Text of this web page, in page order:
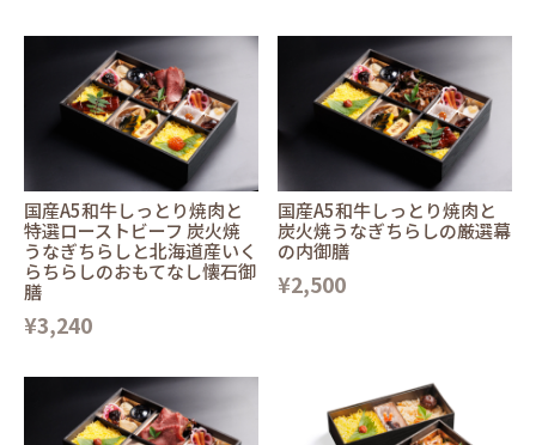
国産A5和牛しっとり焼肉と
特選ローストビーフ 炭火焼
うなぎちらしと北海道産いく
らちらしのおもてなし懐石御
膳
¥3,240
国産A5和牛しっとり焼肉と
炭火焼うなぎちらしの厳選幕
の内御膳
¥2,500